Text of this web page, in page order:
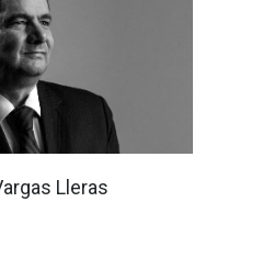
Lleras